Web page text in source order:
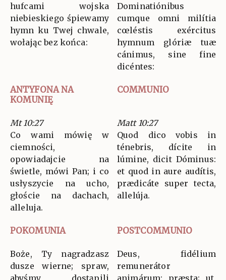
hufcami wojska
niebieskiego śpiewamy
hymn ku Twej chwale,
wołając bez końca:
Dominatiónibus
cumque omni milítia
cœléstis exércitus
hymnum glóriæ tuæ
cánimus, sine fine
dicéntes:
ANTYFONA NA
KOMUNIĘ
COMMUNIO
Mt 10:27
Co wami mówię w
ciemności,
opowiadajcie na
świetle, mówi Pan; i co
usłyszycie na ucho,
głoście na dachach,
alleluja.
Matt 10:27
Quod dico vobis in
ténebris, dícite in
lúmine, dicit Dóminus:
et quod in aure audítis,
prædicáte super tecta,
allelúja.
POKOMUNIA POSTCOMMUNIO
Boże, Ty nagradzasz
dusze wierne; spraw,
Deus, fidélium
remunerátor